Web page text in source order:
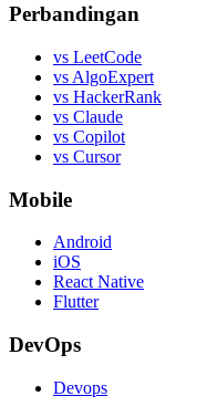
Perbandingan
vs LeetCode
vs AlgoExpert
vs HackerRank
vs Claude
vs Copilot
vs Cursor
Mobile
Android
iOS
React Native
Flutter
DevOps
Devops